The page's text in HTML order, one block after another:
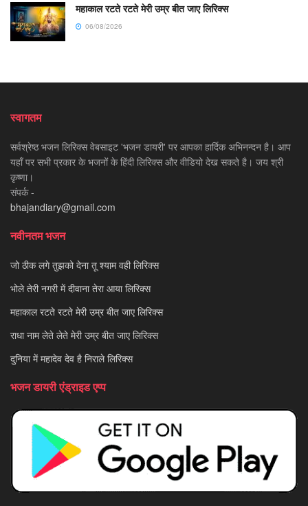
महाकाल रटते रटते मेरी उम्र बीत जाए लिरिक्स
06/08/2026
स्वागतम
सर्वश्रेष्ठ भजन लिरिक्स वेबसाइट 'भजन डायरी' पर आपका हार्दिक अभिनन्दन है। आप
यहाँ पर सभी प्रकार के भजनों के हिंदी लिरिक्स और वीडियो देख सकते है। जय श्री
कृष्णा।
संपर्क -
bhajandiary@gmail.com
नवीनतम भजन
जो ठीक लगे तुझको देना तू श्याम वही लिरिक्स
भोले तेरी नगरी में दीवाना तेरा आया लिरिक्स
महाकाल रटते रटते मेरी उम्र बीत जाए लिरिक्स
राधा नाम लेते लेते मेरी उम्र बीत जाए लिरिक्स
दुनिया में महादेव देव है निराले लिरिक्स
भजन डायरी एंड्राइड एप्प